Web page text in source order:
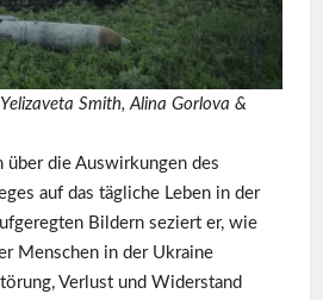
Smith, Alina Gorlova &
über die Auswirkungen des
auf das tägliche Leben in der
Bildern seziert er, wie
Menschen in der Ukraine
Verlust und Widerstand